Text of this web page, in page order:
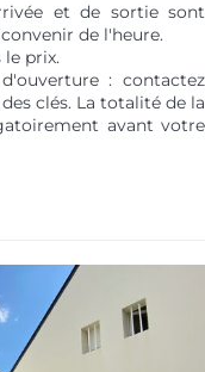
et de sortie sont
de l'heure.
le prix.
: contactez
clés. La totalité de la
avant votre